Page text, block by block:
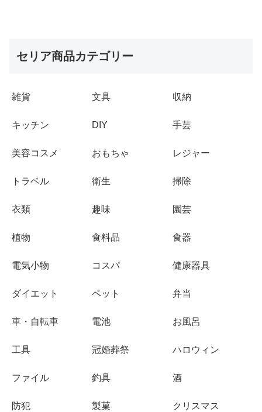
セリア商品カテゴリー
雑貨 文具 収納
キッチン DIY 手芸
美容コスメ おもちゃ レジャー
トラベル 衛生 掃除
衣類 趣味 園芸
植物 食料品 食器
電気小物 コスパ 健康器具
ダイエット ペット 弁当
車・自転車 電池 お風呂
工具 冠婚葬祭 ハロウィン
ファイル 釣具 酒
防犯 製菓 クリスマス